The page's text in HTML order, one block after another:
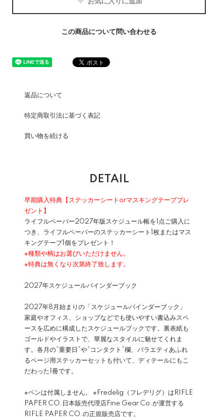
この商品について問い合わせる
返品について
特定商取引法に基づく表記
買い物を続ける
DETAIL
早期購入特典【ステッカーシートorマスキングテーププレ
ゼント】
ライフルペーパー2027年版スケジュール帳を1点ご購入に
つき、ライフルペーパーのステッカーシート1枚またはマス
キングテープ1個をプレゼント！
※種類や柄はお選びいただけません。
※特典は無くなり次第終了致します。
2027年スケジュールバインダーブック
2027年8月始まりの「スケジュールバインダーブック」
家庭やオフィス、ショップなどでも使いやすい書込みスペ
ースを広めに構成したスケジュールブックです。裏表紙も
ゴールドやイラストで、華麗なスタイルに魅せてくれま
す。各月の”重要日”や”コンタクト”欄、バラエティあふれ
るページ用ステッカーセットも付いて、ディテールにもこ
だわった1冊です。
※ペンは付属しません。 ※Fredelig（フレデリグ）はRIFLE
PAPER CO.日本販売代理店Fine Gear Co.が運営する
RIFLE PAPER CO.の正規販売店です。